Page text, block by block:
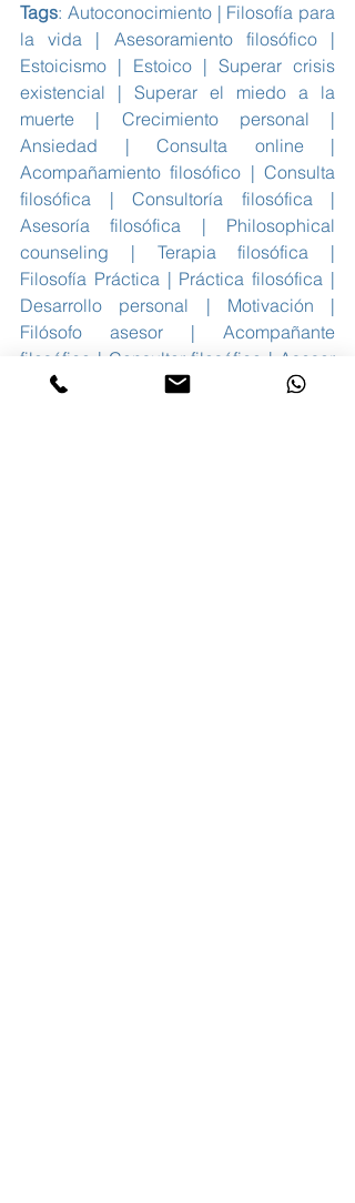
Tags: Autoconocimiento | Filosofía para
la vida | Asesoramiento filosófico |
Estoicismo | Estoico | Superar crisis
existencial | Superar el miedo a la
muerte | Crecimiento personal |
Ansiedad | Consulta online |
Acompañamiento filosófico | Consulta
filosófica | Consultoría filosófica |
Asesoría filosófica | Philosophical
counseling | Terapia filosófica |
Filosofía Práctica | Práctica filosófica |
Desarrollo personal | Motivación |
Filósofo asesor | Acompañante
filosófico | Consultor filosófico | Asesor
filosófico | Filósofo Práctico | Terapeuta